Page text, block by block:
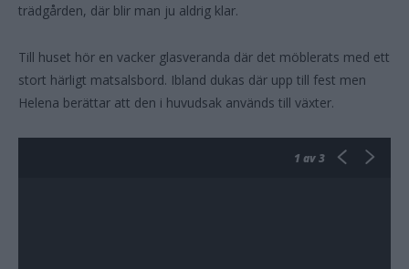
trädgården, där blir man ju aldrig klar.
Till huset hör en vacker glasveranda där det möblerats med ett
stort härligt matsalsbord. Ibland dukas där upp till fest men
Helena berättar att den i huvudsak används till växter.
1 av 3